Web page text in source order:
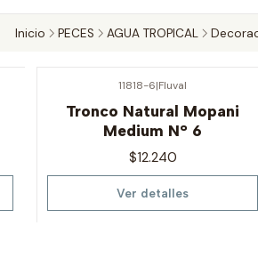
Inicio PECES AGUA TROPICAL
11818-6|Fluval
Tronco Natural Mopani
Medium N° 6
$12.240
Ver detalles